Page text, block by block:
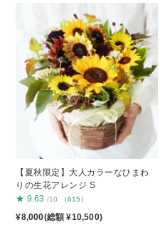
【夏秋限定】大人カラーなひまわ
りの生花アレンジ S
★ 9.63 /10 （615）
¥8,000(総額 ¥10,500)